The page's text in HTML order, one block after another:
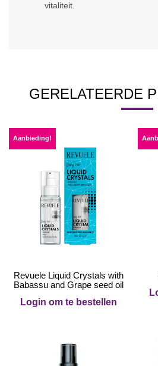
vitaliteit.
GERELATEERDE
Aanbieding!
Revuele Liquid Crystals with
Babassu and Grape seed oil
Login om te bestellen